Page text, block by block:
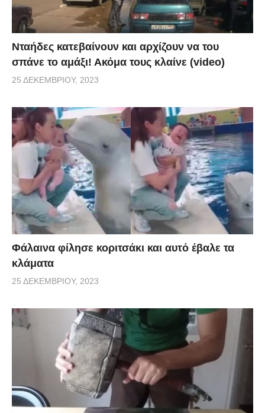
Νταήδες κατεβαίνουν και αρχίζουν να του
σπάνε το αμάξι! Ακόμα τους κλαίνε (video)
25 ΔΕΚΕΜΒΡΊΟΥ, 2023
Φάλαινα φίλησε κοριτσάκι και αυτό έβαλε τα
κλάματα
25 ΔΕΚΕΜΒΡΊΟΥ, 2023